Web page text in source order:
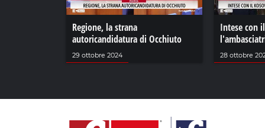
Regione, la strana
autoricandidatura di Occhiuto
29 ottobre 2024
Intese con
28 ottobre